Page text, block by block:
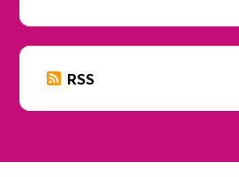
RSS